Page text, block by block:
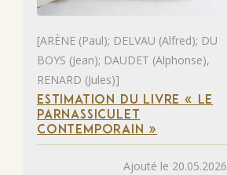
[ARÈNE (Paul); DELVAU (Alfred); DU
BOYS (Jean); DAUDET (Alphonse),
RENARD (Jules)]
ESTIMATION DU LIVRE « LE
PARNASSICULET
CONTEMPORAIN »
Ajouté le 20.05.2026